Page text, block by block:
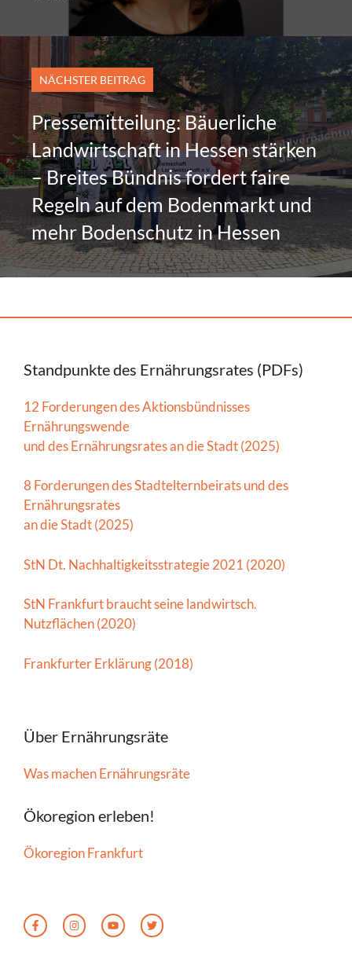
NÄCHSTER BEITRAG
Pressemitteilung: Bäuerliche
Landwirtschaft in Hessen stärken
– Breites Bündnis fordert faire
Regeln auf dem Bodenmarkt und
mehr Bodenschutz in Hessen
Standpunkte des Ernährungsrates (PDFs)
12 Forderungen des Aktionsbündnisses
Ernährungswende
und des Ernährungsrates an die Stadt (2025)
8 Forderungen des Stadtelternbeirats und des
Ernährungsrates
an die Stadt (2025)
StN Dt. Nachhaltigkeitsstrategie 2021 (2020)
StN Frankfurt braucht seine landwirtsch.
Nutzflächen (2020)
Frankfurter Erklärung (2018)
Über Ernährungsräte
Was machen Ernährungsräte
Ökoregion erleben!
Ökoregion Frankfurt